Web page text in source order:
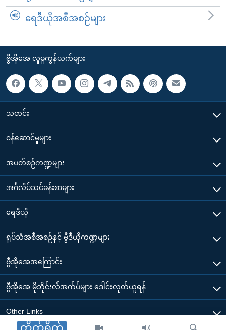
တိုက်ရိုက်
ရေဒီယိုအစီအစဉ်များ
ဗွီအိုအေ လူမှုကွန်ယက်များ
သတင်း
၀န်ဆောင်မှုများ
အပတ်စဉ်ကဏ္ဍများ
အင်္ဂလိပ်သင်ခန်းစာများ
ရေဒီယို
ရုပ်သံအစီအစဉ်နှင့် ဗွီဒီယိုကဏ္ဍများ
ဗွီအိုအေအကြောင်း
ဗွီအိုအေ မိုဘိုင်းလ်အက်ပ်များ ဒေါင်းလုတ်ယူရန်
Other Links